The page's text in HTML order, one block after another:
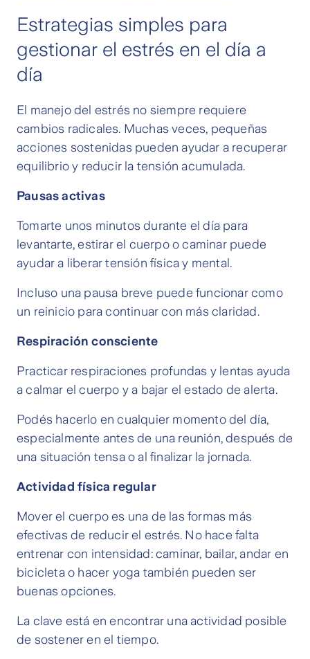
Estrategias simples para
gestionar el estrés en el día a
día
El manejo del estrés no siempre requiere
cambios radicales. Muchas veces, pequeñas
acciones sostenidas pueden ayudar a recuperar
equilibrio y reducir la tensión acumulada.
Pausas activas
Tomarte unos minutos durante el día para
levantarte, estirar el cuerpo o caminar puede
ayudar a liberar tensión física y mental.
Incluso una pausa breve puede funcionar como
un reinicio para continuar con más claridad.
Respiración consciente
Practicar respiraciones profundas y lentas ayuda
a calmar el cuerpo y a bajar el estado de alerta.
Podés hacerlo en cualquier momento del día,
especialmente antes de una reunión, después de
una situación tensa o al finalizar la jornada.
Actividad física regular
Mover el cuerpo es una de las formas más
efectivas de reducir el estrés. No hace falta
entrenar con intensidad: caminar, bailar, andar en
bicicleta o hacer yoga también pueden ser
buenas opciones.
La clave está en encontrar una actividad posible
de sostener en el tiempo.